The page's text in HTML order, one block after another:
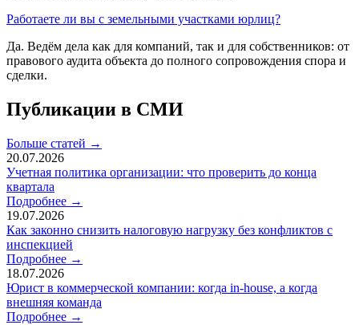
Работаете ли вы с земельными участками юрлиц?
Да. Ведём дела как для компаний, так и для собственников: от
правового аудита объекта до полного сопровождения спора и
сделки.
Публикации в СМИ
Больше статей →
20.07.2026
Учетная политика организации: что проверить до конца
квартала
Подробнее →
19.07.2026
Как законно снизить налоговую нагрузку без конфликтов с
инспекцией
Подробнее →
18.07.2026
Юрист в коммерческой компании: когда in-house, а когда
внешняя команда
Подробнее →